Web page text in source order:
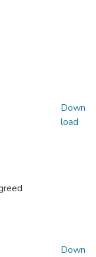
Down
load
Down